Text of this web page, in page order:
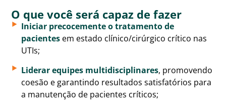
O que você será capaz de fazer
Iniciar precocemente o tratamento de
pacientes em estado clínico/cirúrgico crítico nas
UTIs;
Liderar equipes multidisciplinares, promovendo
coesão e garantindo resultados satisfatórios para
a manutenção de pacientes críticos;